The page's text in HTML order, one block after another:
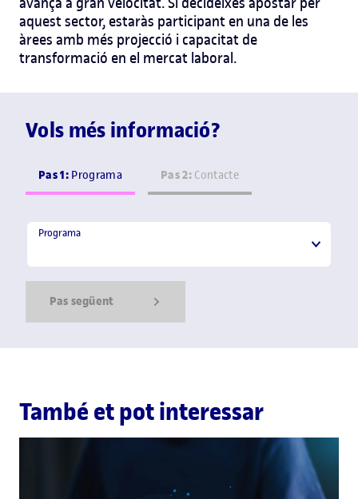
aquest sector, estaràs participant en una de les
àrees amb més projecció i capacitat de
transformació en el mercat laboral.
Vols més informació?
Pas 1:Programa Pas 2:Contacte
Programa
Programa
Pas següent
També et pot interessar